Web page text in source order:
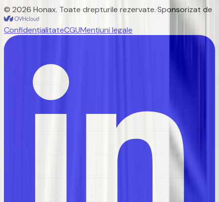
© 2026 Honax. Toate drepturile rezervate.·Sponsorizat de
ConfidențialitateCGUMențiuni legale